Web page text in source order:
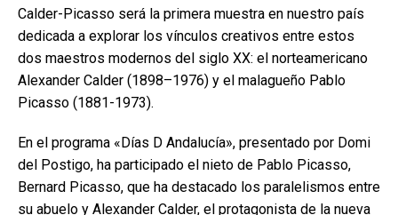
Calder-Picasso será la primera muestra en nuestro país
dedicada a explorar los vínculos creativos entre estos
dos maestros modernos del siglo XX: el norteamericano
Alexander Calder (1898–1976) y el malagueño Pablo
Picasso (1881-1973).
En el programa «Días D Andalucía», presentado por Domi
del Postigo, ha participado el nieto de Pablo Picasso,
Bernard Picasso, que ha destacado los paralelismos entre
su abuelo y Alexander Calder, el protagonista de la nueva